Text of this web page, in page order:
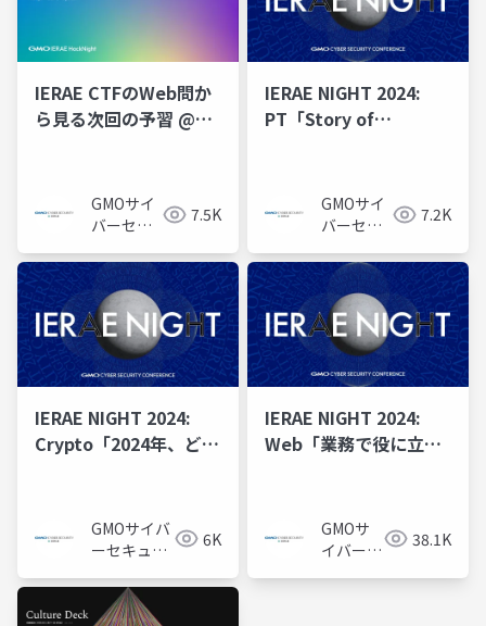
IERAE CTFのWeb問か
ら見る次回の予習 @
セキュリティ編」
GMOサイ
バーセキ
byイエラ
エ株式会
社
7.5K
IERAE NIGHT 2024:
PT「Story of
GMOサイ
バーセキ
byイエラ
エ株式会
社
7.2K
IERAE NIGHT 2024:
Crypto「2024年、どん
術のあれこれ～」
GMOサイバ
ーセキュリ
ラエ株式会
社
6K
IERAE NIGHT 2024:
Web「業務で役に立っ
GMOサ
イバーセ
38.1K